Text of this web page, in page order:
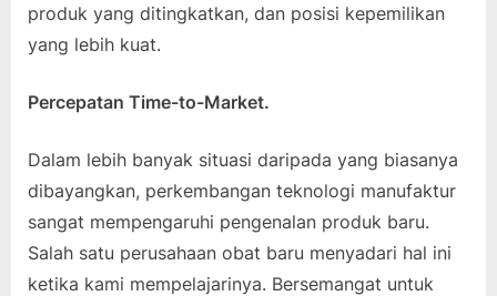
produk yang ditingkatkan, dan posisi kepemilikan
yang lebih kuat.
Percepatan Time-to-Market.
Dalam lebih banyak situasi daripada yang biasanya
dibayangkan, perkembangan teknologi manufaktur
sangat mempengaruhi pengenalan produk baru.
Salah satu perusahaan obat baru menyadari hal ini
ketika kami mempelajarinya. Bersemangat untuk